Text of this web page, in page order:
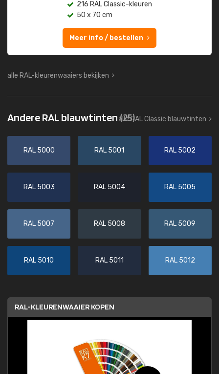
216 RAL Classic-kleuren
50 x 70 cm
Meer info / bestellen
alle RAL-kleurenwaaiers bekijken
Andere RAL blauwtinten(25)
alle RAL Classic blauwtinten
RAL 5000 RAL 5001 RAL 5002
RAL 5003 RAL 5004 RAL 5005
RAL 5007 RAL 5008 RAL 5009
RAL 5010 RAL 5011 RAL 5012
RAL-KLEURENWAAIER KOPEN